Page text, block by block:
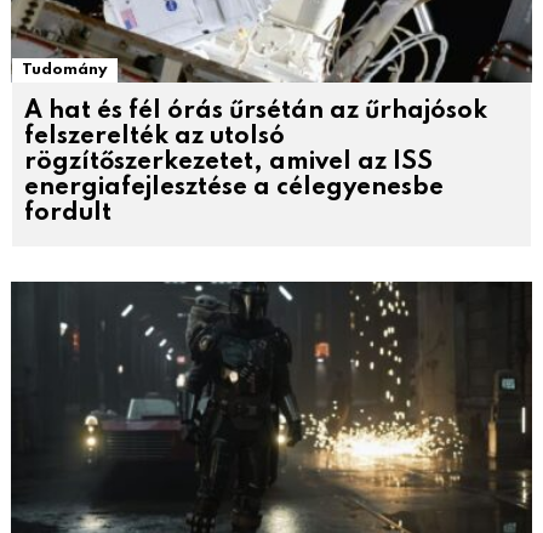
Tudomány
A hat és fél órás űrsétán az űrhajósok
felszerelték az utolsó
rögzítőszerkezetet, amivel az ISS
energiafejlesztése a célegyenesbe
fordult